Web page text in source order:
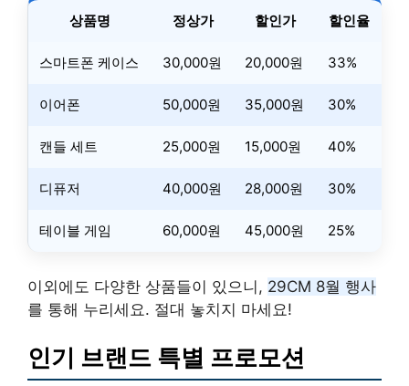
상품명 정상가 할인가 할인율
스마트폰 케이스 30,000원 20,000원 33%
이어폰 50,000원 35,000원 30%
캔들 세트 25,000원 15,000원 40%
디퓨저 40,000원 28,000원 30%
테이블 게임 60,000원 45,000원 25%
이외에도 다양한 상품들이 있으니, 29CM 8월 행사
를 통해 누리세요. 절대 놓치지 마세요!
인기 브랜드 특별 프로모션